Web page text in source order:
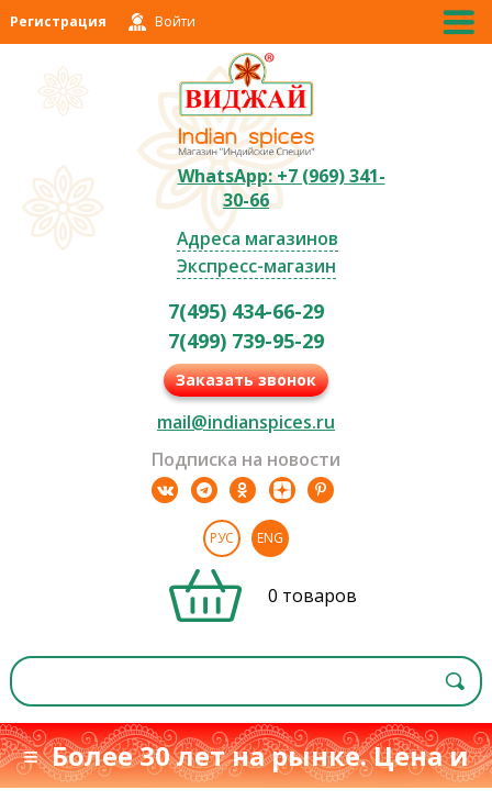
Регистрация Войти
WhatsApp: +7 (969) 341-
30-66
Адреса магазинов
Экспресс-магазин
7(495) 434-66-29
7(499) 739-95-29
Заказать звонок
mail@indianspices.ru
Подписка на новости
РУС ENG
0 товаров
≡ Более 30 лет на рынке. Цена и